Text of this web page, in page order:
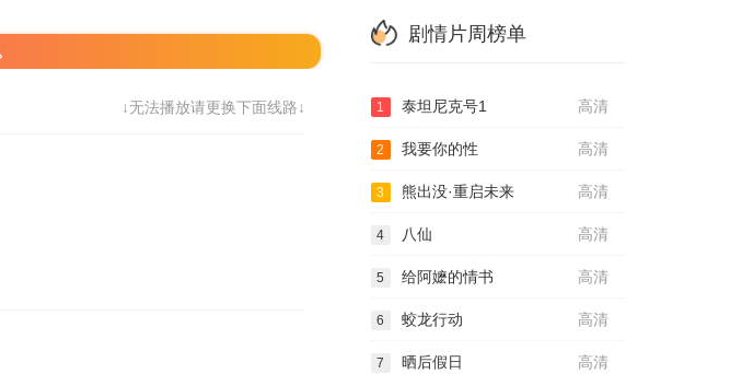
↓无法播放请更换下面线路↓
剧情片周榜单
高清
1 泰坦尼克号1
高清
2 我要你的性
高清
3 熊出没·重启未来
高清
4 八仙
高清
5 给阿嬷的情书
高清
6 蛟龙行动
高清
7 晒后假日